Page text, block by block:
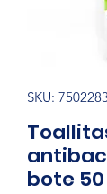
SKU:
bote 50